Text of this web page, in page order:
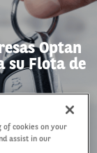
Optan
su Flota de
of cookies on your
assist in our